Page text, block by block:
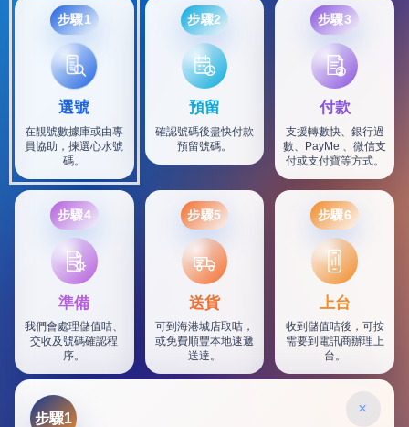
步驟1
選號
在靚號數據庫或由專
員協助，揀選心水號
碼。
步驟2
預留
確認號碼後盡快付款
預留號碼。
步驟3
付款
支援轉數快、銀行過
數、PayMe 、微信支
付或支付寶等方式。
步驟4
準備
我們會處理儲值咭、
交收及號碼確認程
序。
步驟5
SF
送貨
可到海港城店取咭，
或免費順豐本地速遞
送達。
步驟6
上台
收到儲值咭後，可按
需要到電訊商辦理上
台。
×
步驟1